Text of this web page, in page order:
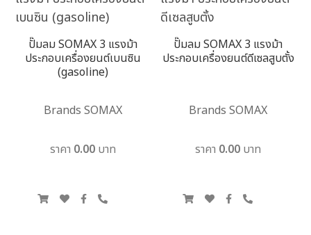
ปั๊มลม SOMAX 3 แรงม้า
ประกอบเครื่องยนต์เบนซิน
(gasoline)
Brands SOMAX
ราคา 0.00 บาท
ปั๊มลม SOMAX 3 แรงม้า
ประกอบเครื่องยนต์ดีเซลสูบตั้ง
Brands SOMAX
ราคา 0.00 บาท